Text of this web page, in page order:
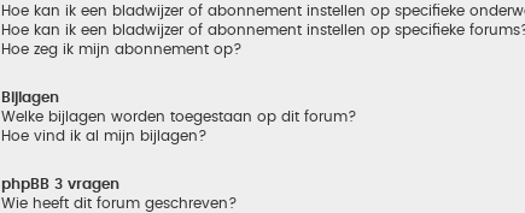
Hoe kan ik een bladwijzer of abonnement instellen op specifieke
Hoe kan ik een bladwijzer of abonnement instellen op specifieke
Hoe zeg ik mijn abonnement op?
Bijlagen
Welke bijlagen worden toegestaan op dit forum?
Hoe vind ik al mijn bijlagen?
phpBB 3 vragen
Wie heeft dit forum geschreven?